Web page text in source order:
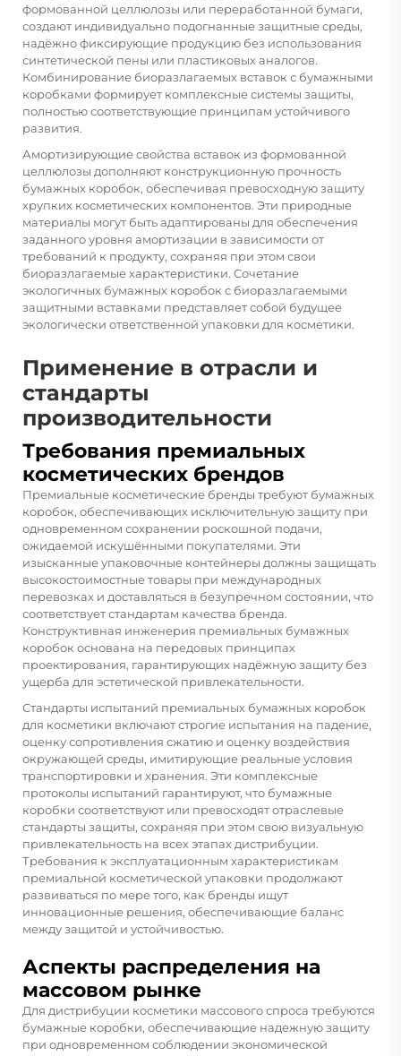
формованной целлюлозы или переработанной бумаги,
создают индивидуально подогнанные защитные среды,
надёжно фиксирующие продукцию без использования
синтетической пены или пластиковых аналогов.
Комбинирование биоразлагаемых вставок с бумажными
коробками формирует комплексные системы защиты,
полностью соответствующие принципам устойчивого
развития.
Амортизирующие свойства вставок из формованной
целлюлозы дополняют конструкционную прочность
бумажных коробок, обеспечивая превосходную защиту
хрупких косметических компонентов. Эти природные
материалы могут быть адаптированы для обеспечения
заданного уровня амортизации в зависимости от
требований к продукту, сохраняя при этом свои
биоразлагаемые характеристики. Сочетание
экологичных бумажных коробок с биоразлагаемыми
защитными вставками представляет собой будущее
экологически ответственной упаковки для косметики.
Применение в отрасли и
стандарты
производительности
Требования премиальных
косметических брендов
Премиальные косметические бренды требуют бумажных
коробок, обеспечивающих исключительную защиту при
одновременном сохранении роскошной подачи,
ожидаемой искушёнными покупателями. Эти
изысканные упаковочные контейнеры должны защищать
высокостоимостные товары при международных
перевозках и доставляться в безупречном состоянии, что
соответствует стандартам качества бренда.
Конструктивная инженерия премиальных бумажных
коробок основана на передовых принципах
проектирования, гарантирующих надёжную защиту без
ущерба для эстетической привлекательности.
Стандарты испытаний премиальных бумажных коробок
для косметики включают строгие испытания на падение,
оценку сопротивления сжатию и оценку воздействия
окружающей среды, имитирующие реальные условия
транспортировки и хранения. Эти комплексные
протоколы испытаний гарантируют, что бумажные
коробки соответствуют или превосходят отраслевые
стандарты защиты, сохраняя при этом свою визуальную
привлекательность на всех этапах дистрибуции.
Требования к эксплуатационным характеристикам
премиальной косметической упаковки продолжают
развиваться по мере того, как бренды ищут
инновационные решения, обеспечивающие баланс
между защитой и устойчивостью.
Аспекты распределения на
массовом рынке
Для дистрибуции косметики массового спроса требуются
бумажные коробки, обеспечивающие надежную защиту
при одновременном соблюдении экономической